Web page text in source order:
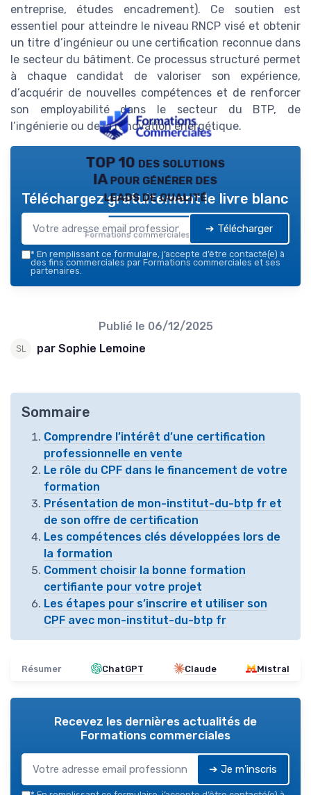
entreprise, études encadrement). Ce soutien est
essentiel pour atteindre le niveau RNCP visé et obtenir
un titre d’ingénieur ou une certification reconnue dans
le secteur du bâtiment. Ce processus structuré permet
à chaque candidat de valoriser son expérience,
d’acquérir de nouvelles compétences et de renforcer
son employabilité dans le secteur du BTP, de
l’ingénierie ou de la rénovation énergétique.
TOP 10 des solutions
IA pour générer des
leads de qualité
Formations commerciales — 2026
Téléchargez gratuitement le livre blanc
➔ Télécharger
* En remplissant ce formulaire, j’accepte d’être contacté(e) à
des fins commerciales par Formations commerciales et ses
partenaires.
Publié le 06/12/2025
par Sophie Lemoine
Sommaire
Comprendre l’intérêt d’une certification
professionnelle en vente
Le rôle du CPF dans le financement de votre
formation
Présentation de mon-institut-du-btp fr et
de son offre de certification
Les compétences clés développées lors de
la formation
Comment choisir la bonne formation
certifiante pour votre projet
Les étapes pour s’inscrire et utiliser son
CPF avec mon-institut-du-btp fr
Résumer ChatGPT Claude Mistral
Recevez les dernières actualités de
Formations commerciales
➔ Je m'inscris